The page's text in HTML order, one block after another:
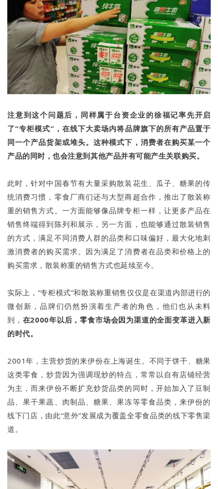
注意到这个问题后，同样属于台资企业的徐福记率先开启
了“专柜模式”，在线下大卖场内将品牌旗下的所有产品置于
同一个产品货架或堆头。这种模式下，消费者在购买某一个
产品的同时，也会注意到其他产品并有可能产生关联购买。
此时，针对中国春节有大量采购散装花生、瓜子、糖果的传
统消费习惯，零食厂商们还与大型商超合作，推出了散装称
重的销售方式。一方面能够像品牌专柜一样，让更多产品在
销售终端得到陈列和展示，另一方面，也能够通过散装销售
的方式，满足不同消费人群的品类和口味偏好，最大化地刺
激消费者的购买需求。因为满足了消费者在品类和价格上的
购买需求，散装称重的销售方式也延续至今。
实际上，“专柜模式”和散装称重销售仅仅是在渠道内部进行的
微创新，品牌们仍然扮演着生产者的角色，他们也从未料
到， 在2000年以后，零食市场会因为渠道的全面变革进入新
的时代。
2001年，主营炒货的来伊份在上海诞生。不同于饼干、糖果
这类零食，炒货因为强调现炒的特点，常常以自有店铺经营
为主，而来伊份不断扩充炒货品类的同时，开始加入了豆制
品、果干果蔬、肉制品、糖果、果冻等零食品类，来伊份的
线下门店，由此“意外”发展成为覆盖全零食品类的线下零售渠
道。